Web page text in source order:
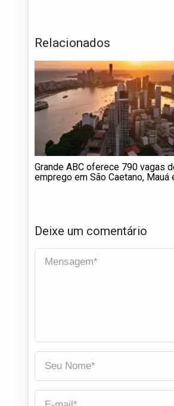
Relacionados
Grande ABC oferece 790 vagas
emprego em São Caetano, Mauá
Deixe um comentário